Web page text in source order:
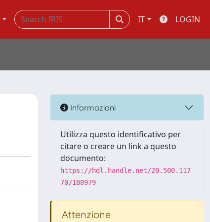
IT LOGIN
Informazioni
Utilizza questo identificativo per
citare o creare un link a questo
documento:
https://hdl.handle.net/20.500.117
70/188979
Attenzione